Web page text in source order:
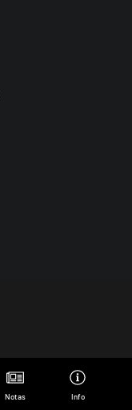
Notas Info